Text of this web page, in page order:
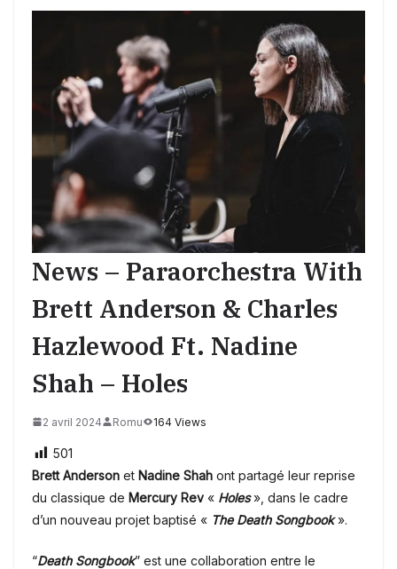
News – Paraorchestra With
Brett Anderson & Charles
Hazlewood Ft. Nadine
Shah – Holes
2 avril 2024 Romu 164 Views
501
Brett Anderson et Nadine Shah ont partagé leur reprise
du classique de Mercury Rev « Holes», dans le cadre
d’un nouveau projet baptisé « The Death Songbook».
“Death Songbook” est une collaboration entre le